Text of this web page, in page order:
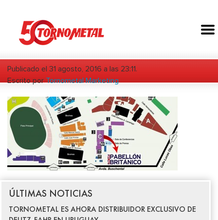
Publicado el 31 agosto, 2016 a las 23:11.
Escrito porTornometal Marketing
ÚLTIMAS NOTICIAS
TORNOMETAL ES AHORA DISTRIBUIDOR EXCLUSIVO DE